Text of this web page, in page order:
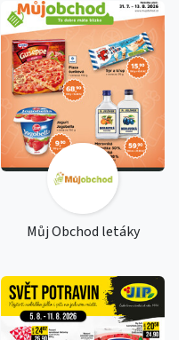
Můj Obchod letáky